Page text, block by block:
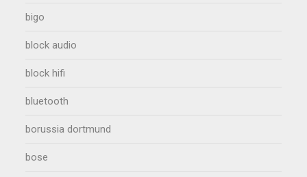
bigo
block audio
block hifi
bluetooth
borussia dortmund
bose